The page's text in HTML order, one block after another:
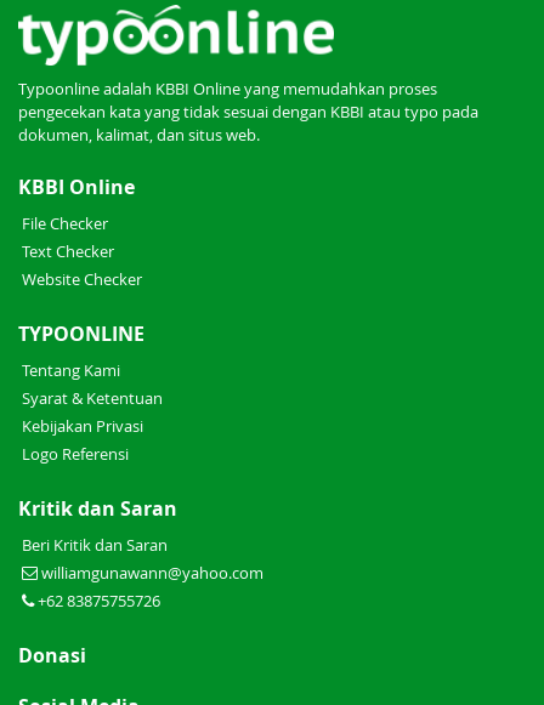
Typoonline adalah KBBI Online yang memudahkan proses
pengecekan kata yang tidak sesuai dengan KBBI atau typo pada
dokumen, kalimat, dan situs web.
KBBI Online
File Checker
Text Checker
Website Checker
TYPOONLINE
Tentang Kami
Syarat & Ketentuan
Kebijakan Privasi
Logo Referensi
Kritik dan Saran
Beri Kritik dan Saran
williamgunawann@yahoo.com
+62 83875755726
Donasi